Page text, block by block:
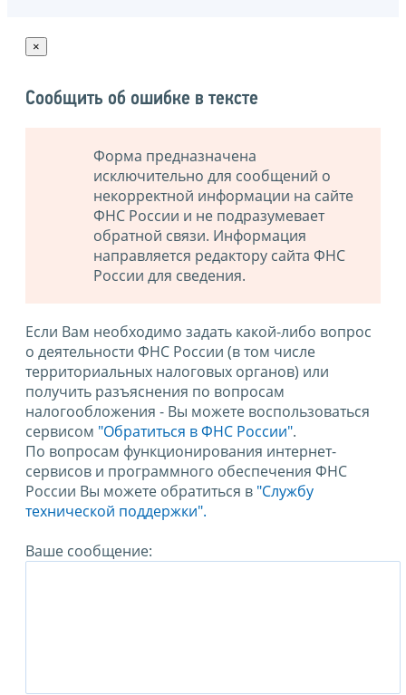
×
Сообщить об ошибке в тексте
Форма предназначена
исключительно для сообщений о
некорректной информации на сайте
ФНС России и не подразумевает
обратной связи. Информация
направляется редактору сайта ФНС
России для сведения.
Если Вам необходимо задать какой-либо вопрос
о деятельности ФНС России (в том числе
территориальных налоговых органов) или
получить разъяснения по вопросам
налогообложения - Вы можете воспользоваться
сервисом "Обратиться в ФНС России".
По вопросам функционирования интернет-
сервисов и программного обеспечения ФНС
России Вы можете обратиться в "Службу
технической поддержки".
Ваше сообщение: